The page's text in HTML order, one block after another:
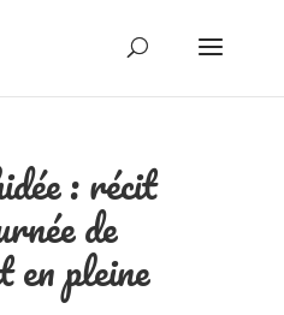
: récit
de
en pleine